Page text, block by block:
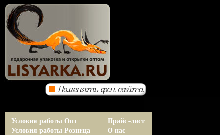
Условия работы Опт
Условия работы Розница
Прайс-лист
О нас